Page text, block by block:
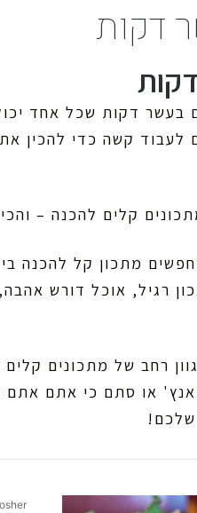
דקות
בעשר דקות שכל אחד
לעבוד קשה כדי להכין
קלים להכנה –
רחב של מתכונים
או סתם כי אתם אתם
osher